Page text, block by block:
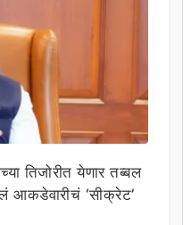
तिजोरीत येणार तब्बल
आकडेवारीचं ‘सीक्रेट’